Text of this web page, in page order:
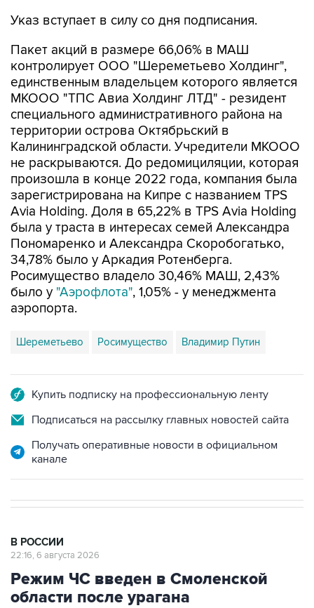
Указ вступает в силу со дня подписания.
Пакет акций в размере 66,06% в МАШ
контролирует ООО "Шереметьево Холдинг",
единственным владельцем которого является
МКООО "ТПС Авиа Холдинг ЛТД" - резидент
специального административного района на
территории острова Октябрьский в
Калининградской области. Учредители МКООО
не раскрываются. До редомициляции, которая
произошла в конце 2022 года, компания была
зарегистрирована на Кипре с названием TPS
Avia Holding. Доля в 65,22% в TPS Avia Holding
была у траста в интересах семей Александра
Пономаренко и Александра Скоробогатько,
34,78% было у Аркадия Ротенберга.
Росимущество владело 30,46% МАШ, 2,43%
было у "Аэрофлота", 1,05% - у менеджмента
аэропорта.
Шереметьево Росимущество Владимир Путин
Купить подписку на профессиональную ленту
Подписаться на рассылку главных новостей сайта
Получать оперативные новости в официальном
канале
В РОССИИ
22:16, 6 августа 2026
Режим ЧС введен в Смоленской
области после урагана